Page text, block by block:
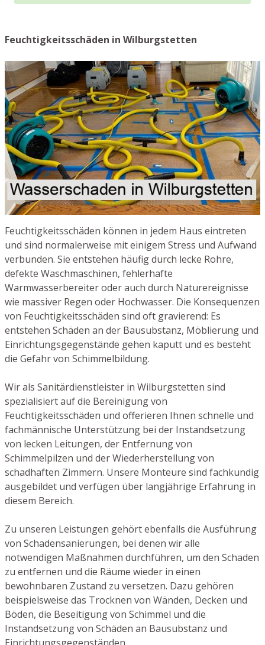
Feuchtigkeitsschäden in Wilburgstetten
Feuchtigkeitsschäden können in jedem Haus eintreten
und sind normalerweise mit einigem Stress und Aufwand
verbunden. Sie entstehen häufig durch lecke Rohre,
defekte Waschmaschinen, fehlerhafte
Warmwasserbereiter oder auch durch Naturereignisse
wie massiver Regen oder Hochwasser. Die Konsequenzen
von Feuchtigkeitsschäden sind oft gravierend: Es
entstehen Schäden an der Bausubstanz, Möblierung und
Einrichtungsgegenstände gehen kaputt und es besteht
die Gefahr von Schimmelbildung.
Wir als Sanitärdienstleister in Wilburgstetten sind
spezialisiert auf die Bereinigung von
Feuchtigkeitsschäden und offerieren Ihnen schnelle und
fachmännische Unterstützung bei der Instandsetzung
von lecken Leitungen, der Entfernung von
Schimmelpilzen und der Wiederherstellung von
schadhaften Zimmern. Unsere Monteure sind fachkundig
ausgebildet und verfügen über langjährige Erfahrung in
diesem Bereich.
Zu unseren Leistungen gehört ebenfalls die Ausführung
von Schadensanierungen, bei denen wir alle
notwendigen Maßnahmen durchführen, um den Schaden
zu entfernen und die Räume wieder in einen
bewohnbaren Zustand zu versetzen. Dazu gehören
beispielsweise das Trocknen von Wänden, Decken und
Böden, die Beseitigung von Schimmel und die
Instandsetzung von Schäden an Bausubstanz und